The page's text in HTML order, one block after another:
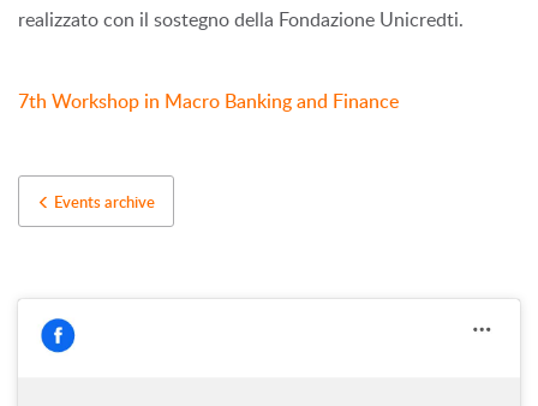
realizzato con il sostegno della Fondazione Unicredti.
7th Workshop in Macro Banking and Finance
Events archive